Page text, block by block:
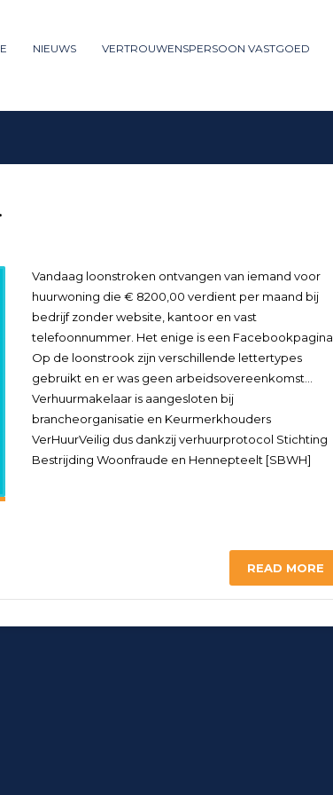
. Thank you!
NIEUWS VERTROUWENSPERSOON VASTGOED
Vandaag loonstroken ontvangen van iemand voor
huurwoning die € 8200,00 verdient per maand bij
bedrijf zonder website, kantoor en vast
telefoonnummer. Het enige is een Facebookpagina.
Op de loonstrook zijn verschillende lettertypes
gebruikt en er was geen arbeidsovereenkomst…
Verhuurmakelaar is aangesloten bij
brancheorganisatie en Keurmerkhouders
VerHuurVeilig dus dankzij verhuurprotocol Stichting
Bestrijding Woonfraude en Hennepteelt [SBWH]
READ MORE